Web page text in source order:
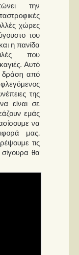
την
χώρες
του
η πανίδα
που
Αυτό
δράση από
της
είναι σε
εμάς
να
μας.
τις
σίγουρα θα